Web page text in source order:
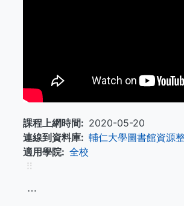
課程上網時間
2020-05-20
連線到資料庫
輔仁大學圖書館資源
適用學院
全校
⠿
⋯